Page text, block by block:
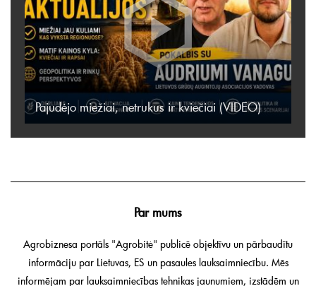
Pajudėjo miežiai, netrukus ir kviečiai (VIDEO)
Par mums
Agrobiznesa portāls "Agrobitė" publicē objektīvu un pārbaudītu
informāciju par Lietuvas, ES un pasaules lauksaimniecību. Mēs
informējam par lauksaimniecības tehnikas jaunumiem, izstādēm un